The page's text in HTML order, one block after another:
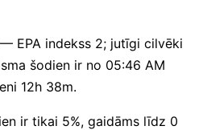
EPA indekss 2; jutīgi cilvēki
šodien ir no 05:46 AM
12h 38m.
ir tikai 5%, gaidāms līdz 0